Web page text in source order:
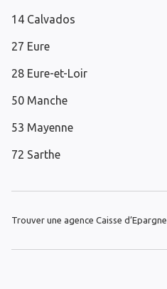
14 Calvados
27 Eure
28 Eure-et-Loir
50 Manche
53 Mayenne
72 Sarthe
Trouver une agence Caisse d’Epargne